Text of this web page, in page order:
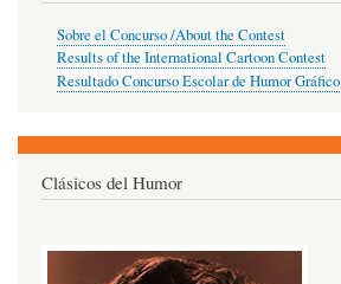
Sobre el Concurso /About the Contest
Results of the International Cartoon Contest
Resultado Concurso Escolar de Humor Gráfico
Clásicos del Humor